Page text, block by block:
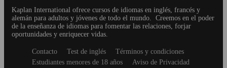
Kaplan International ofrece cursos de idiomas en inglés, francés y
alemán para adultos y jóvenes de todo el mundo. Creemos en el poder
de la enseñanza de idiomas para fomentar las relaciones, forjar
oportunidades y enriquecer vidas.
SecondaryContacto Test de inglés
Términos y condiciones
Estudiantes menores de 18 años
Aviso de Privacidad